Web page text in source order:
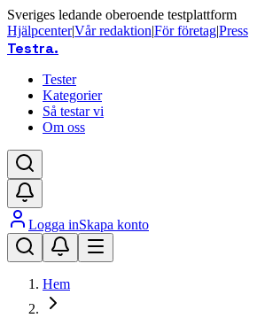
Sveriges ledande oberoende testplattform
Hjälpcenter|Vår redaktion|För företag|Press
Testra.
Tester
Kategorier
Så testar vi
Om oss
Logga inSkapa konto
Hem